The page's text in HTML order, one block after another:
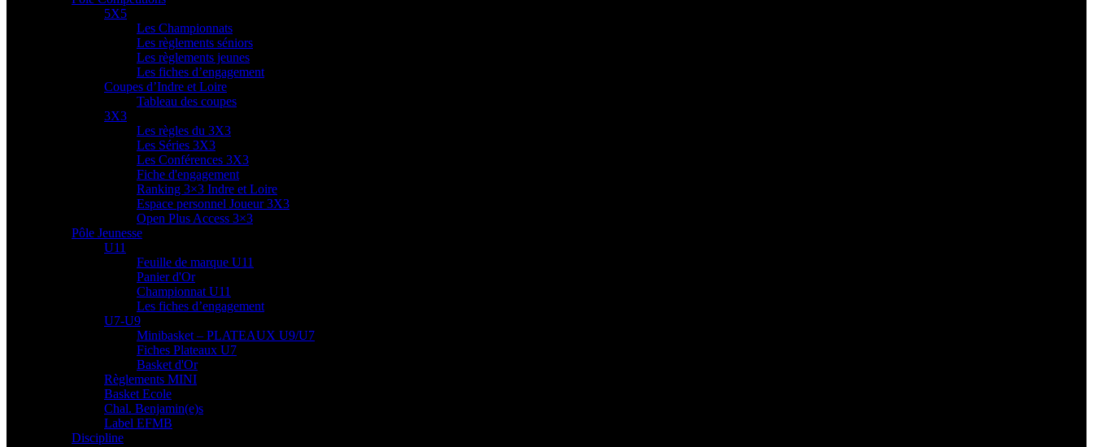
5X5
Les Championnats
Les règlements séniors
Les règlements jeunes
Les fiches d’engagement
Coupes d’Indre et Loire
Tableau des coupes
3X3
Les règles du 3X3
Les Séries 3X3
Les Conférences 3X3
Fiche d'engagement
Ranking 3×3 Indre et Loire
Espace personnel Joueur 3X3
Open Plus Access 3×3
Pôle Jeunesse
U11
Feuille de marque U11
Panier d'Or
Championnat U11
Les fiches d’engagement
U7-U9
Minibasket – PLATEAUX U9/U7
Fiches Plateaux U7
Basket d'Or
Règlements MINI
Basket Ecole
Chal. Benjamin(e)s
Label EFMB
Discipline